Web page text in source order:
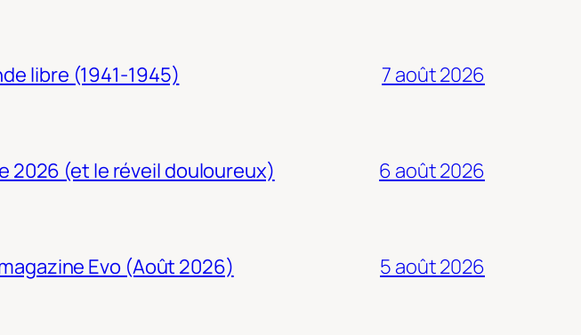
libre (1941-1945) 7 août 2026
2026 (et le réveil douloureux) 6 août 2026
Evo (Août 2026) 5 août 2026